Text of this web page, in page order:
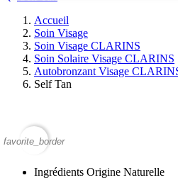
Accueil
Soin Visage
Soin Visage CLARINS
Soin Solaire Visage CLARINS
Autobronzant Visage
Self Tan
favorite_border
Ingrédients Origine Naturelle